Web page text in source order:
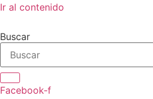
Ir al contenido
Buscar
Facebook-f